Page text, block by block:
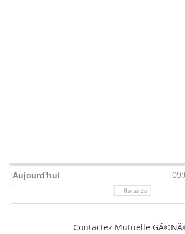
Aujourd'hui
Horaires
Contactez Mutuelle